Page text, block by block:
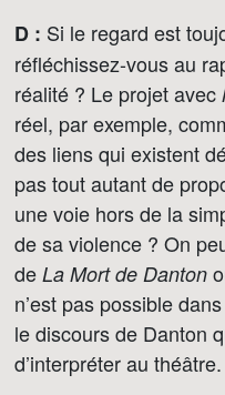
D : Si le regard est
réfléchissez-vous au
réalité ? Le projet avec
réel, par exemple,
des liens qui existent
pas tout autant de
une voie hors de la
de sa violence ? On
de La Mort de Danton
n’est pas possible
le discours de Danton
d’interpréter au théâtre.